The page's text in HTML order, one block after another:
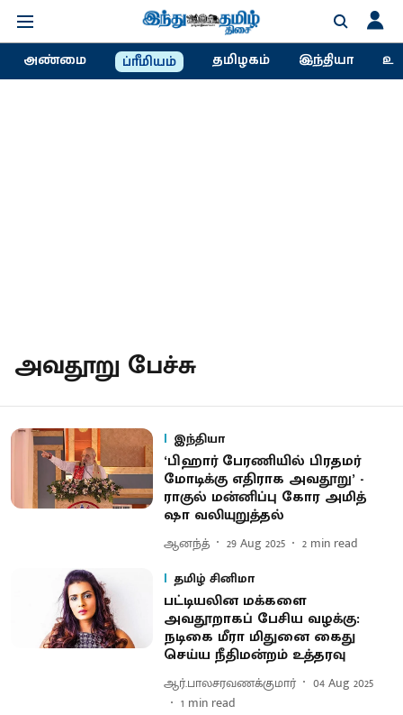
அண்மை ப்ரீமியம் தமிழகம் இந்தியா
அவதூறு பேச்சு
இந்தியா
‘பிஹார் பேரணியில் பிரதமர்
மோடிக்கு எதிராக அவதூறு’ -
ராகுல் மன்னிப்பு கோர அமித்
ஷா வலியுறுத்தல்
ஆனந்த் 29 Aug 2025 2 min read
தமிழ் சினிமா
பட்டியலின மக்களை
அவதூறாகப் பேசிய வழக்கு:
நடிகை மீரா மிதுனை கைது
செய்ய நீதிமன்றம் உத்தரவு
ஆர்.பாலசரவணக்குமார்
04 Aug 2025
1 min read